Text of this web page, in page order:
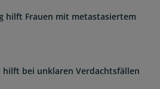
hilft Frauen mit metastasiertem
hilft bei unklaren Verdachtsfällen